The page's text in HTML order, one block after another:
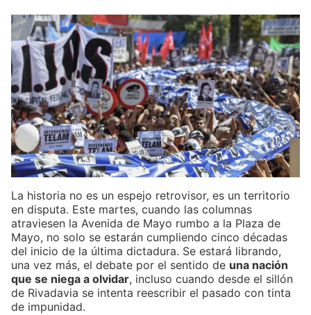
La historia no es un espejo retrovisor, es un territorio
en disputa. Este martes, cuando las columnas
atraviesen la Avenida de Mayo rumbo a la Plaza de
Mayo, no solo se estarán cumpliendo cinco décadas
del inicio de la última dictadura. Se estará librando,
una vez más, el debate por el sentido de una nación
que se niega a olvidar, incluso cuando desde el sillón
de Rivadavia se intenta reescribir el pasado con tinta
de impunidad.